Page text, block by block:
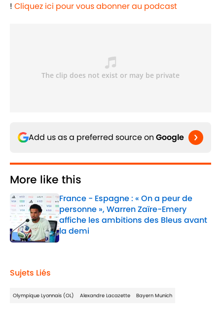
! Cliquez ici pour vous abonner au podcast
Add us as a preferred source on Google
More like this
France - Espagne : « On a peur de
personne », Warren Zaïre-Emery
affiche les ambitions des Bleus avant
la demi
Published by on Invalid Date
Sujets Liés
Olympique Lyonnais (OL) Alexandre Lacazette Bayern Munich